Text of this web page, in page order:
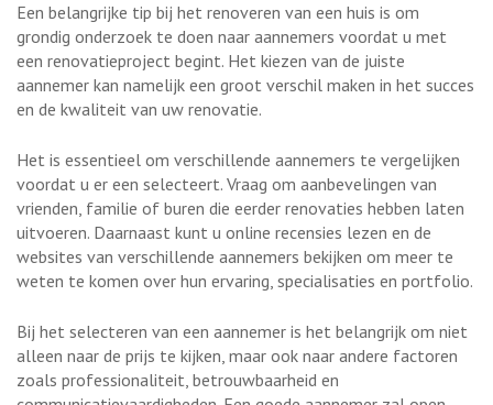
Een belangrijke tip bij het renoveren van een huis is om
grondig onderzoek te doen naar aannemers voordat u met
een renovatieproject begint. Het kiezen van de juiste
aannemer kan namelijk een groot verschil maken in het succes
en de kwaliteit van uw renovatie.
Het is essentieel om verschillende aannemers te vergelijken
voordat u er een selecteert. Vraag om aanbevelingen van
vrienden, familie of buren die eerder renovaties hebben laten
uitvoeren. Daarnaast kunt u online recensies lezen en de
websites van verschillende aannemers bekijken om meer te
weten te komen over hun ervaring, specialisaties en portfolio.
Bij het selecteren van een aannemer is het belangrijk om niet
alleen naar de prijs te kijken, maar ook naar andere factoren
zoals professionaliteit, betrouwbaarheid en